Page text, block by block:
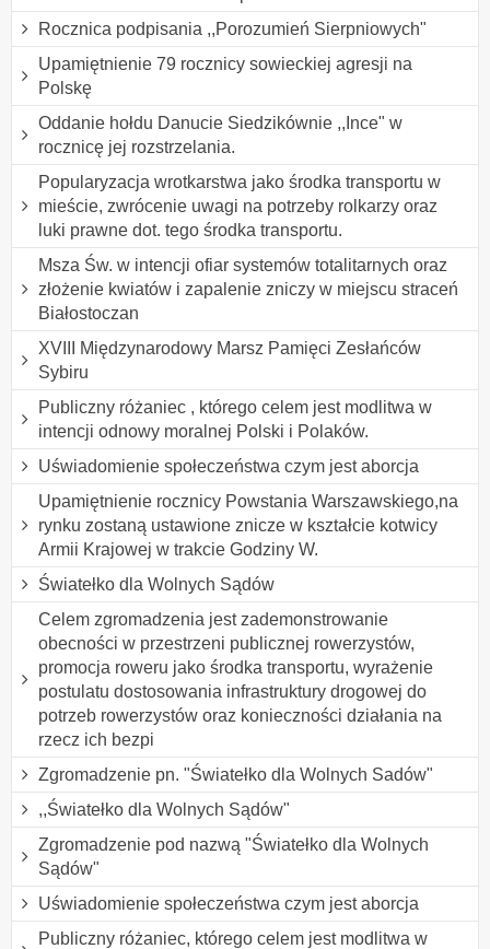
Rocznica podpisania ,,Porozumień Sierpniowych"
Upamiętnienie 79 rocznicy sowieckiej agresji na
Polskę
Oddanie hołdu Danucie Siedzikównie ,,Ince" w
rocznicę jej rozstrzelania.
Popularyzacja wrotkarstwa jako środka transportu w
mieście, zwrócenie uwagi na potrzeby rolkarzy oraz
luki prawne dot. tego środka transportu.
Msza Św. w intencji ofiar systemów totalitarnych oraz
złożenie kwiatów i zapalenie zniczy w miejscu straceń
Białostoczan
XVIII Międzynarodowy Marsz Pamięci Zesłańców
Sybiru
Publiczny różaniec , którego celem jest modlitwa w
intencji odnowy moralnej Polski i Polaków.
Uświadomienie społeczeństwa czym jest aborcja
Upamiętnienie rocznicy Powstania Warszawskiego,na
rynku zostaną ustawione znicze w kształcie kotwicy
Armii Krajowej w trakcie Godziny W.
Światełko dla Wolnych Sądów
Celem zgromadzenia jest zademonstrowanie
obecności w przestrzeni publicznej rowerzystów,
promocja roweru jako środka transportu, wyrażenie
postulatu dostosowania infrastruktury drogowej do
potrzeb rowerzystów oraz konieczności działania na
rzecz ich bezpi
Zgromadzenie pn. "Światełko dla Wolnych Sadów"
,,Światełko dla Wolnych Sądów"
Zgromadzenie pod nazwą "Światełko dla Wolnych
Sądów"
Uświadomienie społeczeństwa czym jest aborcja
Publiczny różaniec, którego celem jest modlitwa w